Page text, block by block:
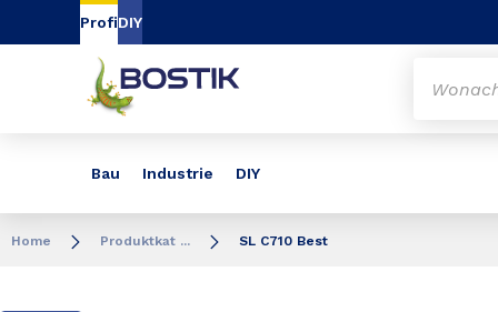
Navigation
ProfiDIY
Bau Industrie DIY
Home Produktkat ... SL C710 Best